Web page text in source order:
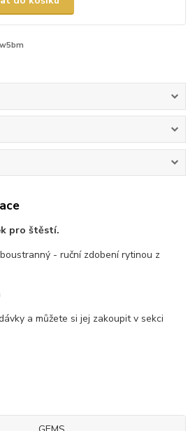
w5bm
pro štěstí.
- ruční zdobení rytinou z
a můžete si jej zakoupit v sekci